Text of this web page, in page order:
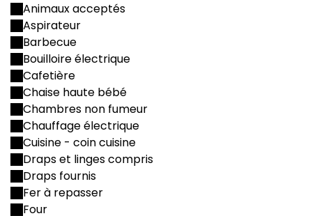
Animaux acceptés
Aspirateur
Barbecue
Bouilloire électrique
Cafetière
Chaise haute bébé
Chambres non fumeur
Chauffage électrique
Cuisine - coin cuisine
Draps et linges compris
Draps fournis
Fer à repasser
Four